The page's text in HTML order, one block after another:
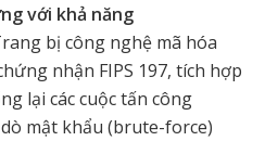
với khả năng
bị công nghệ mã hóa
nhận FIPS 197, tích hợp
lại các cuộc tấn công
mật khẩu (brute-force)